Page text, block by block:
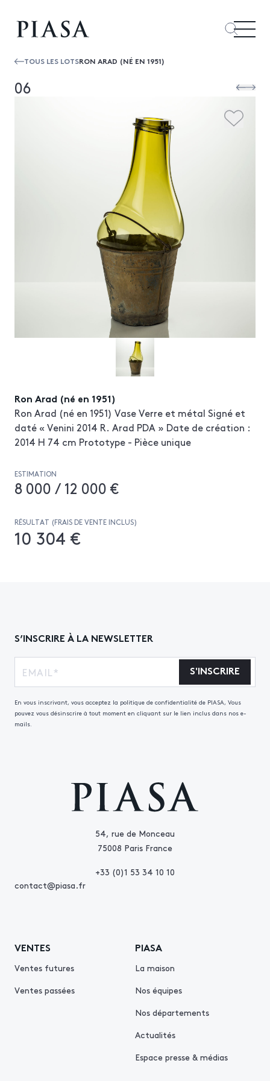
TOUS LES LOTSRON ARAD (NÉ EN 1951)
06
Ron Arad (né en 1951)
Ron Arad (né en 1951) Vase Verre et métal Signé et
daté « Venini 2014 R. Arad PDA » Date de création :
2014 H 74 cm Prototype - Pièce unique
ESTIMATION
8 000 / 12 000 €
RÉSULTAT (FRAIS DE VENTE INCLUS)
10 304 €
54, rue de Monceau
75008 Paris France
+33 (0)1 53 34 10 10
contact@piasa.fr
VENTES
Ventes futures
Ventes passées
PIASA
La maison
Nos équipes
Nos départements
Actualités
Espace presse & médias
S’INSCRIRE À LA NEWSLETTER
S'INSCRIRE
En vous inscrivant, vous acceptez la politique de confidentialité de PIASA, Vous
pouvez vous désinscrire à tout moment en cliquant sur le lien inclus dans nos e-
mails.